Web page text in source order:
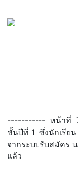
----------- หน้าที่
ชั้นปีที่ 1 ซึ่งนักเรียน
จากระบบรับสมัคร
แล้ว